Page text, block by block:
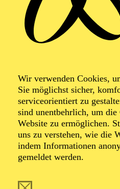
Wir verwenden Cookies,
Sie möglichst sicher,
serviceorientiert zu
sind unentbehrlich, um
Website zu ermöglichen.
uns zu verstehen, wie die
indem Informationen
gemeldet werden.
Am
von